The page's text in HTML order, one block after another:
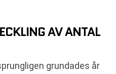
AV ANTAL
grundades år